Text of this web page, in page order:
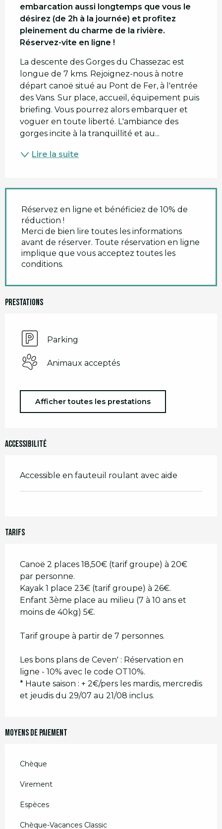
embarcation aussi longtemps que vous le
désirez (de 2h à la journée) et profitez
pleinement du charme de la rivière.
Réservez-vite en ligne !
La descente des Gorges du Chassezac est
longue de 7 kms. Rejoignez-nous à notre
départ canoë situé au Pont de Fer, à l'entrée
des Vans. Sur place, accueil, équipement puis
briefing. Vous pourrez alors embarquer et
voguer en toute liberté. L'ambiance des
gorges incite à la tranquillité et au...
Lire la suite
Réservez en ligne et bénéficiez de 10% de
réduction !
Merci de bien lire toutes les informations
avant de réserver. Toute réservation en ligne
implique que vous acceptez toutes les
conditions.
Prestations
Parking
Animaux acceptés
Afficher toutes les prestations
Accessibilité
Accessible en fauteuil roulant avec aide
Tarifs
Canoë 2 places 18,50€ (tarif groupe) à 20€
par personne.
Kayak 1 place 23€ (tarif groupe) à 26€.
Enfant 3ème place au milieu (7 à 10 ans et
moins de 40kg) 5€.
Tarif groupe à partir de 7 personnes.
Les bons plans de Ceven' : Réservation en
ligne - 10% avec le code OT10%.
* Haute saison : + 2€/pers les mardis, mercredis
et jeudis du 29/07 au 21/08 inclus.
Moyens de paiement
Chèque
Virement
Espèces
Chèque-Vacances Classic